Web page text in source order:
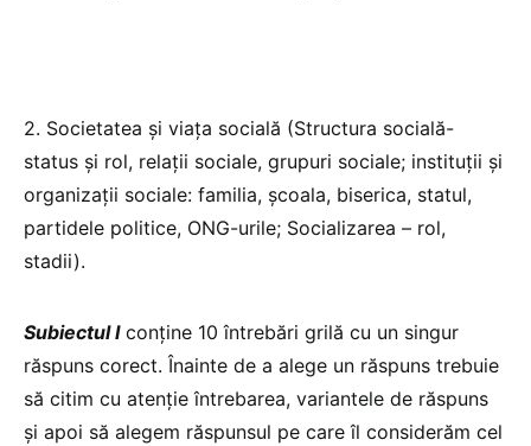
2. Societatea și viața socială (Structura socială-
status și rol, relații sociale, grupuri sociale; instituții și
organizații sociale: familia, școala, biserica, statul,
partidele politice, ONG-urile; Socializarea – rol,
stadii).
Subiectul Iconține 10 întrebări grilă cu un singur
răspuns corect. Înainte de a alege un răspuns trebuie
să citim cu atenție întrebarea, variantele de răspuns
și apoi să alegem răspunsul pe care îl considerăm cel